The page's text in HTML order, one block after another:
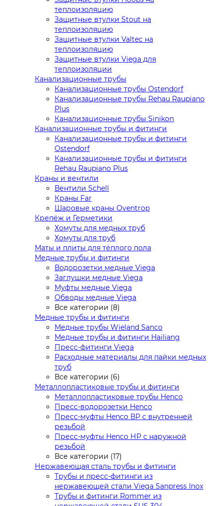
теплоизоляцию
Защитные втулки Stout на
теплоизоляцию
Защитные втулки Valtec на
теплоизоляцию
Защитные втулки Viega для
теплоизоляции
Канализационные трубы
Канализационные трубы Ostendorf
Канализационные трубы Rehau Raupiano
Plus
Канализационные трубы Sinikon
Канализационные трубы и фитинги
Канализационные трубы и фитинги
Ostendorf
Канализационные трубы и фитинги
Rehau Raupiano Plus
Краны и вентили
Вентили Schell
Краны Far
Шаровые краны Oventrop
Крепёж и Герметики
Хомуты для медных труб
Хомуты для труб
Маты и плиты для тёплого пола
Медные трубы и фитинги
Водорозетки медные Viega
Заглушки медные Viega
Муфты медные Viega
Обводы медные Viega
Все категории (8)
Медные трубы и фитинги
Медные трубы Wieland Sanco
Медные трубы и фитинги Hailiang
Пресс-фитинги Viega
Расходные материалы для пайки медных
труб
Все категории (6)
Металлопластиковые трубы и фитинги
Металлопластиковые трубы Henco
Пресс-водорозетки Henco
Пресс-муфты Henco ВР с внутренней
резьбой
Пресс-муфты Henco НР с наружной
резьбой
Все категории (17)
Нержавеющая сталь трубы и фитинги
Трубы и пресс-фитинги из
нержавеющей стали Viega Sanpress Inox
Трубы и фитинги Rommer из